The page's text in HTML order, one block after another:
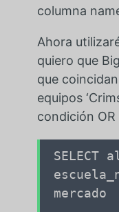
columna
Ahora
quiero que
que
equipos
condición OR
SELECT
mercado